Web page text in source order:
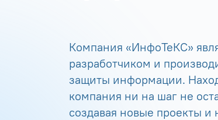
Компания «ИнфоТеКС»
разработчиком и
защиты информации.
компания ни на шаг не
создавая новые проекты и